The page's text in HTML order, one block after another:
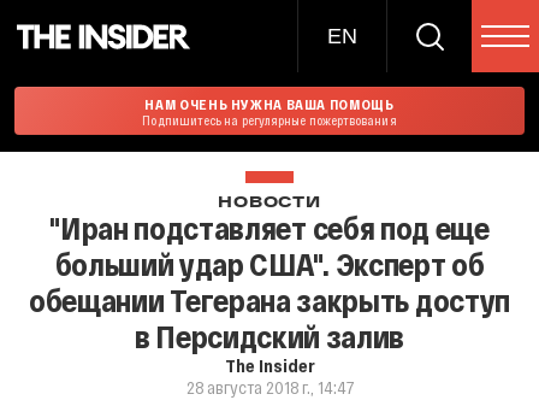
EN
НАМ ОЧЕНЬ НУЖНА ВАША ПОМОЩЬ
Подпишитесь на регулярные пожертвования
НОВОСТИ
"Иран подставляет себя под еще
больший удар США". Эксперт об
обещании Тегерана закрыть доступ
в Персидский залив
The Insider
28 августа 2018 г., 14:47